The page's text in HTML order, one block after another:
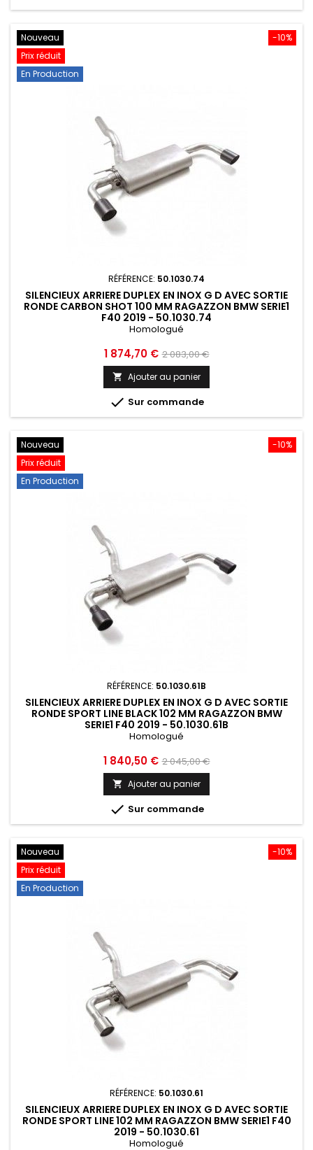
-10%
Nouveau
Prix réduit
En Production
RÉFÉRENCE: 50.1030.74
SILENCIEUX ARRIERE DUPLEX EN INOX G D AVEC SORTIE
RONDE CARBON SHOT 100 MM RAGAZZON BMW SERIE1
F40 2019 - 50.1030.74
Homologué
Prix
1 874,70 € Prix
de
base
2 083,00 €
 Ajouter au panier
 Sur commande
-10%
Nouveau
Prix réduit
En Production
RÉFÉRENCE: 50.1030.61B
SILENCIEUX ARRIERE DUPLEX EN INOX G D AVEC SORTIE
RONDE SPORT LINE BLACK 102 MM RAGAZZON BMW
SERIE1 F40 2019 - 50.1030.61B
Homologué
Prix
1 840,50 € Prix
de
base
2 045,00 €
 Ajouter au panier
 Sur commande
-10%
Nouveau
Prix réduit
En Production
RÉFÉRENCE: 50.1030.61
SILENCIEUX ARRIERE DUPLEX EN INOX G D AVEC SORTIE
RONDE SPORT LINE 102 MM RAGAZZON BMW SERIE1 F40
2019 - 50.1030.61
Homologué